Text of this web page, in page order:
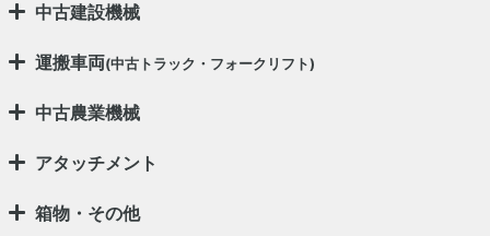
中古建設機械
運搬車両(中古トラック・フォークリフト)
中古農業機械
アタッチメント
箱物・その他